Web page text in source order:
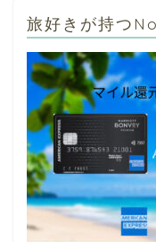
旅好きが持つ